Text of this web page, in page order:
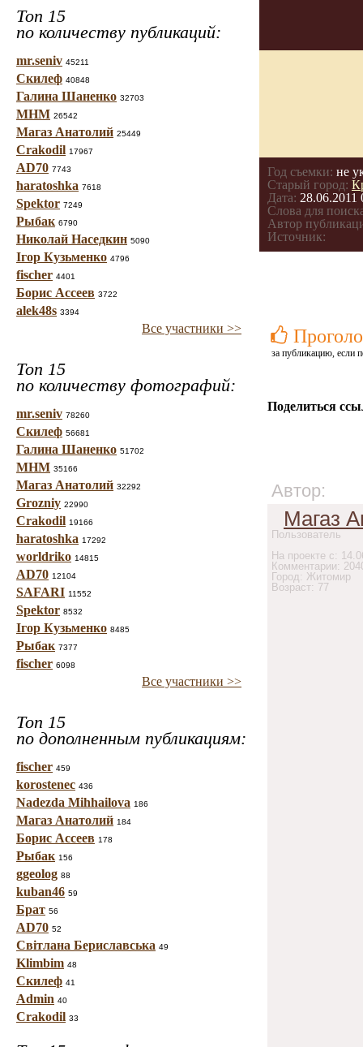
Топ 15
по количеству публикаций:
mr.seniv 45211
Скилеф 40848
Галина Шаненко 32703
МНМ 26542
Магаз Анатолий 25449
Crakodil 17967
AD70 7743
haratoshka 7618
Spektor 7249
Рыбак 6790
Николай Наседкин 5090
Ігор Кузьменко 4796
fischer 4401
Борис Ассеев 3722
alek48s 3394
Все участники >>
Топ 15
по количеству фотографий:
mr.seniv 78260
Скилеф 56681
Галина Шаненко 51702
МНМ 35166
Магаз Анатолий 32292
Grozniy 22990
Crakodil 19166
haratoshka 17292
worldriko 14815
AD70 12104
SAFARI 11552
Spektor 8532
Ігор Кузьменко 8485
Рыбак 7377
fischer 6098
Все участники >>
Топ 15
по дополненным публикациям:
fischer 459
korostenec 436
Nadezda Mihhailova 186
Магаз Анатолий 184
Борис Ассеев 178
Рыбак 156
ggeolog 88
kuban46 59
Брат 56
AD70 52
Світлана Бериславська 49
Klimbim 48
Скилеф 41
Admin 40
Crakodil 33
Год съемки: не
Старый город:
Дата: 28.06.2011
Слова для
Автор
Источник:
за публикацию, если
Поделиться
Автор:
Магаз
Пользователь
На проекте с:
Комментарии:
Город: Житомир
Возраст: 77